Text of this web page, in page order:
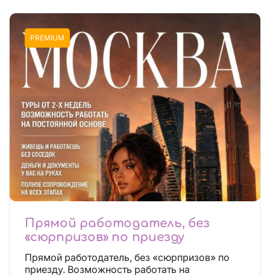
PREMIUM
Прямой работодатель, без
«сюрпризов» по приезду
Прямой работодатель, без «сюрпризов» по
приезду. Возможность работать на